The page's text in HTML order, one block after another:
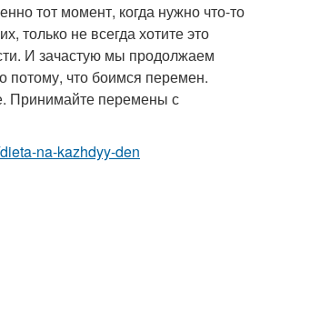
тот момент, когда нужно что-то
только не всегда хотите это
И зачастую мы продолжаем
потому, что боимся перемен.
Принимайте перемены с
na-kazhdyy-den